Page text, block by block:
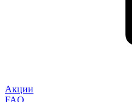
Акции
FAQ